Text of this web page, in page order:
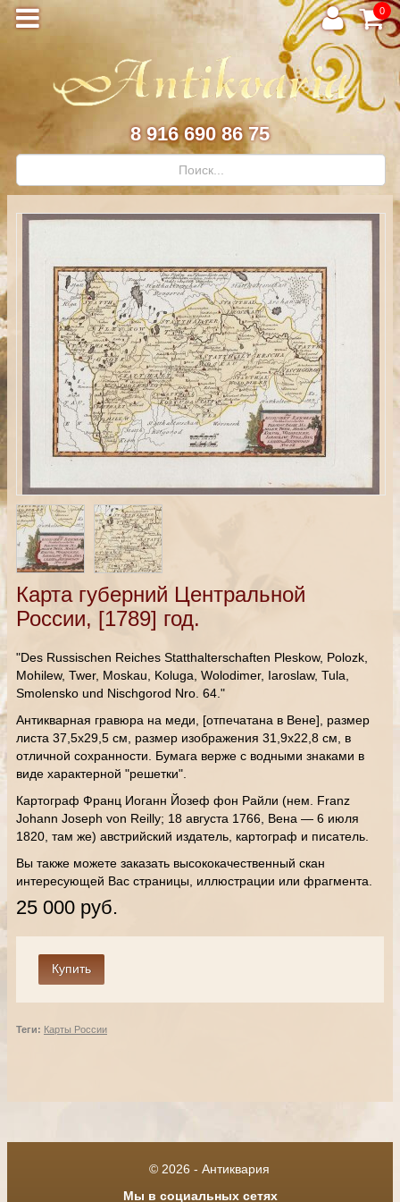
0
8 916 690 86 75
Карта губерний Центральной
России, [1789] год.
"Des Russischen Reiches Statthalterschaften Pleskow, Polozk,
Mohilew, Twer, Moskau, Koluga, Wolodimer, Iaroslaw, Tula,
Smolensko und Nischgorod Nro. 64."
Антикварная гравюра на меди, [отпечатана в Вене], размер
листа 37,5х29,5 см, размер изображения 31,9х22,8 см, в
отличной сохранности. Бумага верже с водными знаками в
виде характерной "решетки".
Картограф Франц Иоганн Йозеф фон Райли (нем. Franz
Johann Joseph von Reilly; 18 августа 1766, Вена — 6 июля
1820, там же) австрийский издатель, картограф и писатель.
Вы также можете заказать высококачественный скан
интересующей Вас страницы, иллюстрации или фрагмента.
25 000 руб.
Теги: Карты России
© 2026 - Антиквария
Мы в социальных сетях